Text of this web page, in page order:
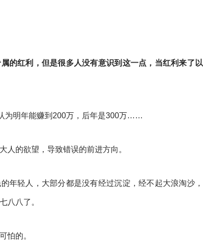
的红利，但是很多人没有意识到这一点，当红利来了以
为明年能赚到200万，后年是300万……
人的欲望，导致错误的前进方向。
年轻人，大部分都是没有经过沉淀，经不起大浪淘沙，
八八了。
怕的。